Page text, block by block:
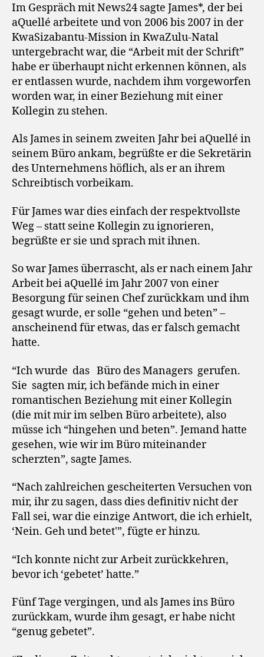
Im Gespräch mit News24 sagte James*, der bei
aQuellé arbeitete und von 2006 bis 2007 in der
KwaSizabantu-Mission in KwaZulu-Natal
untergebracht war, die “Arbeit mit der Schrift”
habe er überhaupt nicht erkennen können, als
er entlassen wurde, nachdem ihm vorgeworfen
worden war, in einer Beziehung mit einer
Kollegin zu stehen.
Als James in seinem zweiten Jahr bei aQuellé in
seinem Büro ankam, begrüßte er die Sekretärin
des Unternehmens höflich, als er an ihrem
Schreibtisch vorbeikam.
Für James war dies einfach der respektvollste
Weg – statt seine Kollegin zu ignorieren,
begrüßte er sie und sprach mit ihnen.
So war James überrascht, als er nach einem Jahr
Arbeit bei aQuellé im Jahr 2007 von einer
Besorgung für seinen Chef zurückkam und ihm
gesagt wurde, er solle “gehen und beten” –
anscheinend für etwas, das er falsch gemacht
hatte.
“Ich wurde das Büro des Managers gerufen.
Sie sagten mir, ich befände mich in einer
romantischen Beziehung mit einer Kollegin
(die mit mir im selben Büro arbeitete), also
müsse ich “hingehen und beten”. Jemand hatte
gesehen, wie wir im Büro miteinander
scherzten”, sagte James.
“Nach zahlreichen gescheiterten Versuchen von
mir, ihr zu sagen, dass dies definitiv nicht der
Fall sei, war die einzige Antwort, die ich erhielt,
‘Nein. Geh und betet'”, fügte er hinzu.
“Ich konnte nicht zur Arbeit zurückkehren,
bevor ich ‘gebetet’ hatte.”
Fünf Tage vergingen, und als James ins Büro
zurückkam, wurde ihm gesagt, er habe nicht
“genug gebetet”.